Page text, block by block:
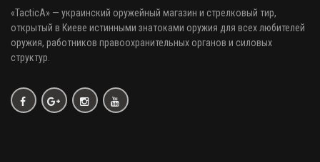
«TacticA» — украинский оружейный магазин и стрелковый тир,
открытый в Киеве истинными знатоками оружия для всех любителей
оружия, работников правоохранительных органов и силовых
структур.